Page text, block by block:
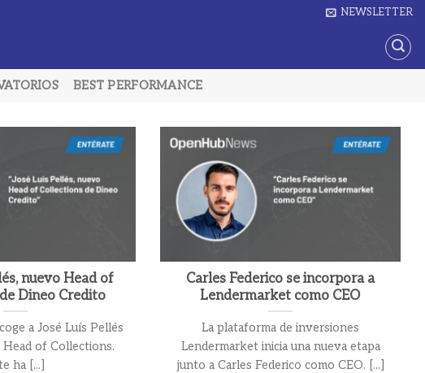
NEWSLETTER
BEST PERFORMANCE
nuevo Head of
Dineo Credito
a José Luís Pellés
of Collections.
ha [...]
Carles Federico se incorpora a
Lendermarket como CEO
La plataforma de inversiones
Lendermarket inicia una nueva etapa
junto a Carles Federico como CEO. [...]